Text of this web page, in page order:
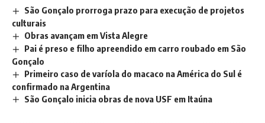
São Gonçalo prorroga prazo para execução de projetos
culturais
Obras avançam em Vista Alegre
Pai é preso e filho apreendido em carro roubado em São
Gonçalo
Primeiro caso de varíola do macaco na América do Sul é
confirmado na Argentina
São Gonçalo inicia obras de nova USF em Itaúna